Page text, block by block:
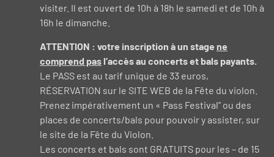
visiter. Il est ouvert de 10h à 18h le samedi et de 10h à
16h le dimanche.
ATTENTION : votre inscription à un stage ne
comprend pasl’accès au concerts et bals payants.
Le PASS est au tarif unique de 33 euros,
RÉSERVATION sur le SITE WEB de la Fête du violon.
Prenez impérativement un « Pass Festival” ou des
places de concerts/bals pour pouvoir y assister, sur
le site de la Fête du Violon.
Les concerts et bals sont GRATUITS pour les – de 15